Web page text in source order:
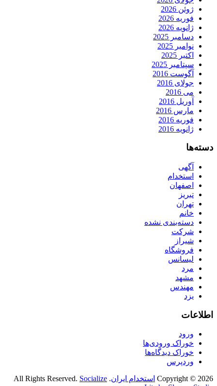
ژوئن 2026
فوریه 2026
ژانویه 2026
دسامبر 2025
نوامبر 2025
اکتبر 2025
سپتامبر 2025
آگوست 2016
جولای 2016
می 2016
آوریل 2016
مارس 2016
فوریه 2016
ژانویه 2016
دسته‌ها
آگهی
استخدام
اصفهان
تبریز
تهران
خانم
دسته‌بندی نشده
شرکت
شیراز
فروشگاه
لیسانس
مرد
مشهد
مهندس
یزد
اطلاعات
ورود
خوراک ورودی‌ها
خوراک دیدگاه‌ها
وردپرس
Copyright © 2026 استخدام ایران. All Rights Reserved.
Socialize